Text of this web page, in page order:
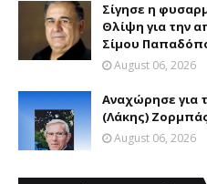
Σίγησε η
Θλίψη για την
Σίμου
August 06, 2026
Αναχώρησε για
(Λάκης)
August 06, 2026